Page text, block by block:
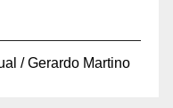
/ Gerardo Martino